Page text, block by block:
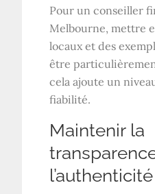
Pour un conseiller
Melbourne, mettre
locaux et des
être
cela ajoute un
fiabilité.
Maintenir la
l’authenticité